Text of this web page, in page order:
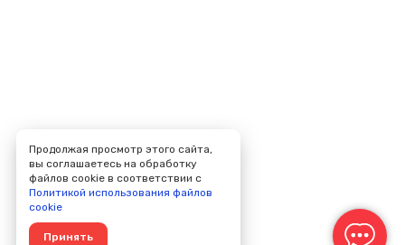
Продолжая просмотр этого сайта,
вы соглашаетесь на обработку
файлов cookie в соответствии с
Политикой использования файлов
cookie
Принять